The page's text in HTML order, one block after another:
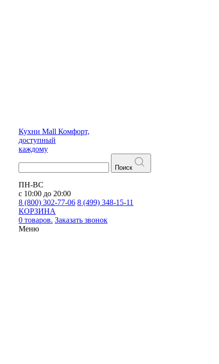
Кухни Mall Комфорт,
доступный
каждому
Поиск
ПН-ВС
с 10:00 до 20:00
8 (800) 302-77-06 8 (499) 348-15-11
КОРЗИНА
0 товаров. Заказать звонок
Меню